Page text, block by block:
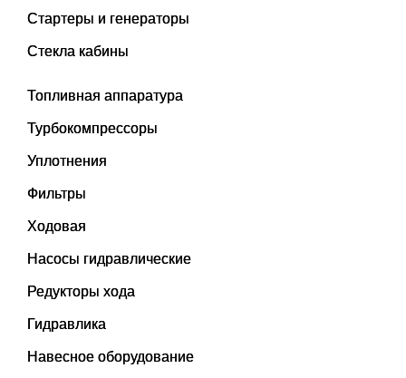
Стартеры и генераторы
Стекла кабины
Топливная аппаратура
Турбокомпрессоры
Уплотнения
Фильтры
Ходовая
Насосы гидравлические
Редукторы хода
Гидравлика
Навесное оборудование